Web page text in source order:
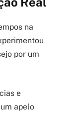
na
por um
e
apelo